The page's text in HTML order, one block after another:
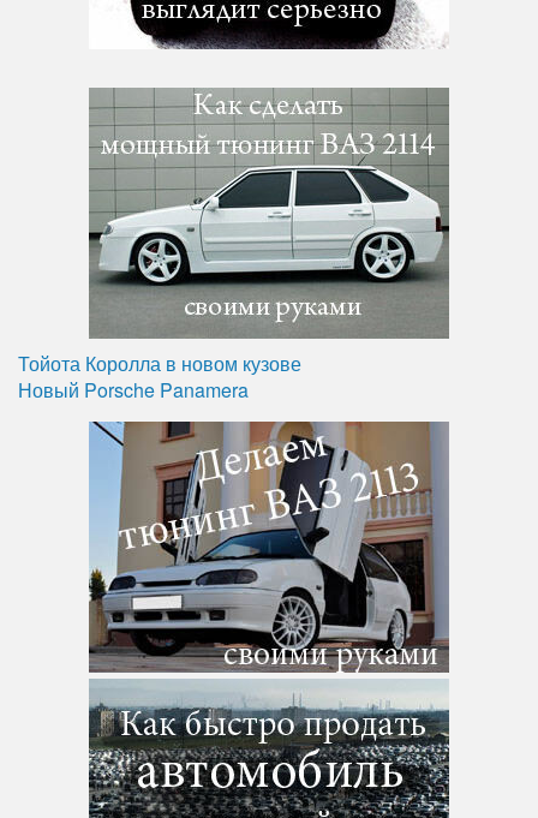
Тойота Королла в новом кузове
Новый Porsche Panamera